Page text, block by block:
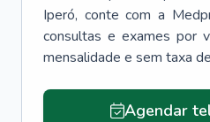
Iperó, conte com a
consultas e exames por
mensalidade e sem taxa
Agendar